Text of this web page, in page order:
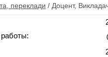
переклади / Доцент,